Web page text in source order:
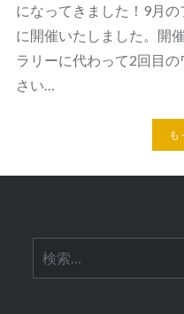
になってきました！9月
に開催いたしました。開
ラリーに代わって2回目
さい…
も
索: